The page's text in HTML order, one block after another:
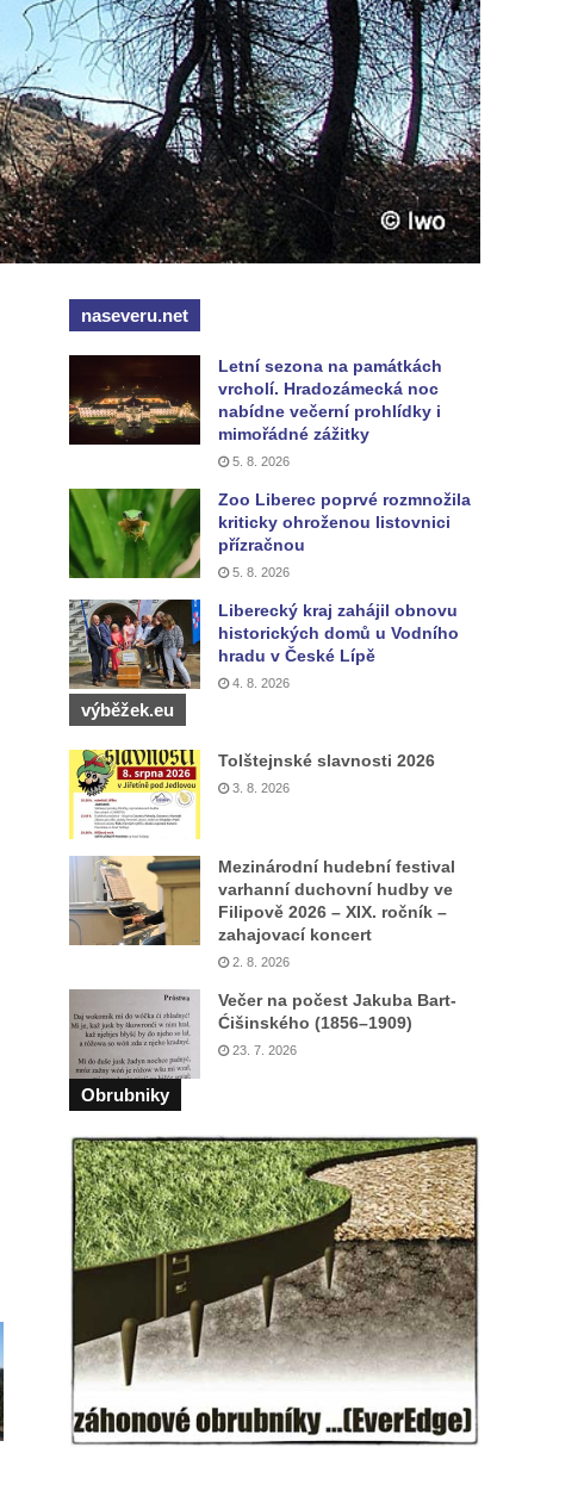
naseveru.net
Letní sezona na památkách
vrcholí. Hradozámecká noc
nabídne večerní prohlídky i
mimořádné zážitky
5. 8. 2026
Zoo Liberec poprvé rozmnožila
kriticky ohroženou listovnici
přízračnou
5. 8. 2026
Liberecký kraj zahájil obnovu
historických domů u Vodního
hradu v České Lípě
4. 8. 2026
výběžek.eu
Tolštejnské slavnosti 2026
3. 8. 2026
Mezinárodní hudební festival
varhanní duchovní hudby ve
Filipově 2026 – XIX. ročník –
zahajovací koncert
2. 8. 2026
Večer na počest Jakuba Bart-
Ćišinského (1856–1909)
23. 7. 2026
Obrubniky